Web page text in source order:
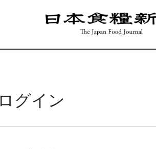
ログイン